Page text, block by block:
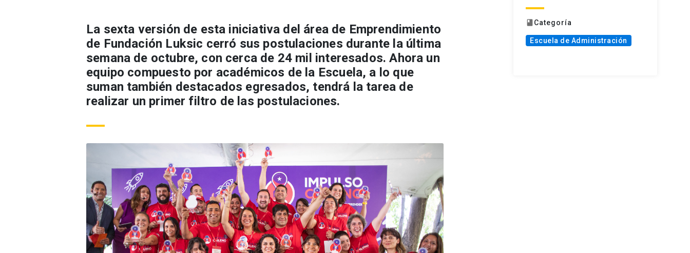
La sexta versión de esta iniciativa del área de Emprendimiento
de Fundación Luksic cerró sus postulaciones durante la última
semana de octubre, con cerca de 24 mil interesados. Ahora un
equipo compuesto por académicos de la Escuela, a lo que
suman también destacados egresados, tendrá la tarea de
realizar un primer filtro de las postulaciones.
book Categoría
Escuela de Administración